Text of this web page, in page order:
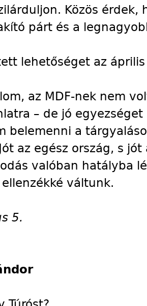
Közös érdek,
párt és a
lehetőséget az
az MDF-nek nem
– de jó
belemenni a
az egész ország, s
valóban hatályba
váltunk.
5.